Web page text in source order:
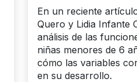
En un reciente
Quero y Lidia Infante
análisis de las
niñas menores de 6
cómo las variables
en su desarrollo.